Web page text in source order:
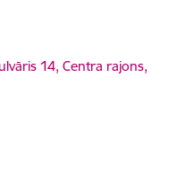
14, Centra rajons,